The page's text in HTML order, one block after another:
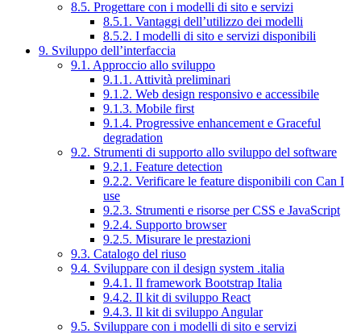
8.5. Progettare con i modelli di sito e servizi
8.5.1. Vantaggi dell’utilizzo dei modelli
8.5.2. I modelli di sito e servizi disponibili
9. Sviluppo dell’interfaccia
9.1. Approccio allo sviluppo
9.1.1. Attività preliminari
9.1.2. Web design responsivo e accessibile
9.1.3. Mobile first
9.1.4. Progressive enhancement e Graceful
degradation
9.2. Strumenti di supporto allo sviluppo del software
9.2.1. Feature detection
9.2.2. Verificare le feature disponibili con Can I
use
9.2.3. Strumenti e risorse per CSS e JavaScript
9.2.4. Supporto browser
9.2.5. Misurare le prestazioni
9.3. Catalogo del riuso
9.4. Sviluppare con il design system .italia
9.4.1. Il framework Bootstrap Italia
9.4.2. Il kit di sviluppo React
9.4.3. Il kit di sviluppo Angular
9.5. Sviluppare con i modelli di sito e servizi